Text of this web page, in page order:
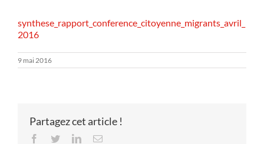
synthese_rapport_conference_citoyenne_migrants_avril_
2016
9 mai 2016
Partagez cet article !
Facebook
TwitterLinkedInEmail